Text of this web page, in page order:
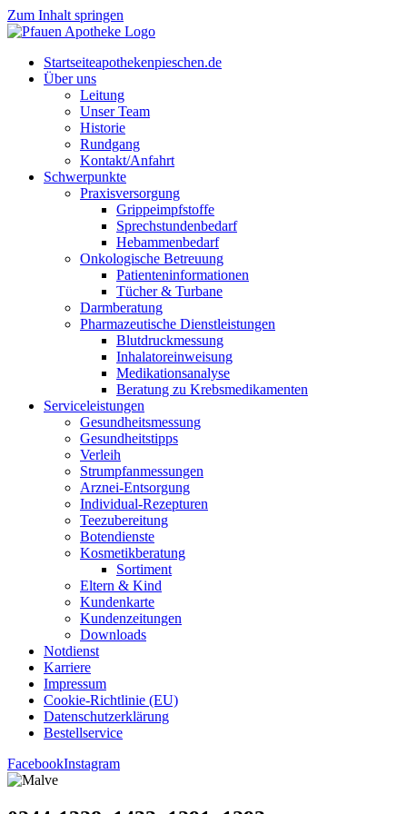
Zum Inhalt springen
Start­sei­teapothekenpieschen.de
Über uns
Lei­tung
Unser Team
His­to­rie
Rund­gang
Kontakt/Anfahrt
Schwer­punk­te
Pra­xis­ver­sor­gung
Grip­pe­impf­stof­fe
Sprech­stun­den­be­darf
Heb­am­men­be­darf
Onko­lo­gi­sche Betreuung
Pati­en­ten­in­for­ma­tio­nen
Tücher & Turbane
Darm­be­ra­tung
Phar­ma­zeu­ti­sche Dienstleistungen
Blut­druck­mes­sung
Inha­la­tor­ein­wei­sung
Medi­ka­ti­ons­ana­ly­se
Bera­tung zu Krebsmedikamenten
Ser­vice­leis­tun­gen
Gesund­heits­mes­sung
Gesund­heits­tipps
Ver­leih
Strumpfan­mes­sun­gen
Arz­n­ei-Ent­­sor­­gung
Indi­­vi­­du­al-Rezep­­tu­­ren
Tee­zu­be­rei­tung
Boten­diens­te
Kos­me­tik­be­ra­tung
Sor­ti­ment
Eltern & Kind
Kun­den­kar­te
Kun­den­zei­tun­gen
Down­loads
Not­dienst
Kar­rie­re
Impres­sum
Coo­kie-Rich­t­­li­­nie (EU)
Datenschutz­erklärung
Bestell­ser­vice
FacebookInstagram